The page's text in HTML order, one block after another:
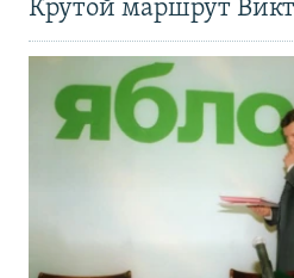
Крутой маршрут